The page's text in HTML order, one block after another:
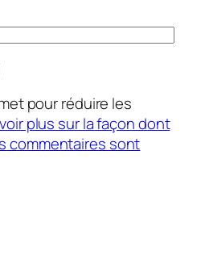
pour réduire les
plus sur la façon dont
commentaires sont